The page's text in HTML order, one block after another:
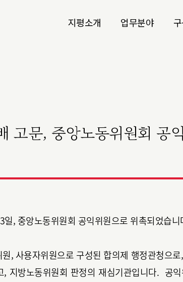
지평소개 업무분야
고문, 중앙노동위원회 공
, 중앙노동위원회 공익위원으로 위촉되었습니
, 사용자위원으로 구성된 합의제 행정관청으
지방노동위원회 판정의 재심기관입니다. 공